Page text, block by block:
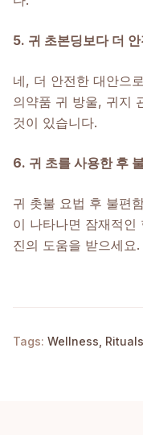
5. 귀 초본딩보다 더
네, 더 안전한 대안으
의약품 귀 방울, 귀지
것이 있습니다.
6. 귀 초를 사용한 후
귀 촛불 요법 후 불편
이 나타나면 잠재적인
진의 도움을 받으세요.
Tags: Wellness,